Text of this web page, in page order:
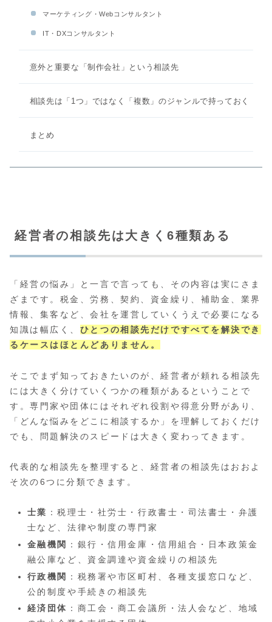
マーケティング・Webコンサルタント
IT・DXコンサルタント
意外と重要な「制作会社」という相談先
相談先は「1つ」ではなく「複数」のジャンルで持っておく
まとめ
経営者の相談先は大きく6種類ある
「経営の悩み」と一言で言っても、その内容は実にさま
ざまです。税金、労務、契約、資金繰り、補助金、業界
情報、集客など、会社を運営していくうえで必要になる
知識は幅広く、 ひとつの相談先だけですべてを解決でき
るケースはほとんどありません。
そこでまず知っておきたいのが、経営者が頼れる相談先
には大きく分けていくつかの種類があるということで
す。専門家や団体にはそれぞれ役割や得意分野があり、
「どんな悩みをどこに相談するか」を理解しておくだけ
でも、問題解決のスピードは大きく変わってきます。
代表的な相談先を整理すると、経営者の相談先はおおよ
そ次の6つに分類できます。
士業 ：税理士・社労士・行政書士・司法書士・弁護
士など、法律や制度の専門家
金融機関
：銀行・信用金庫・信用組合・日本政策金
融公庫など、資金調達や資金繰りの相談先
行政機関 ：税務署や市区町村、各種支援窓口など、
公的制度や手続きの相談先
経済団体 ：商工会・商工会議所・法人会など、地域